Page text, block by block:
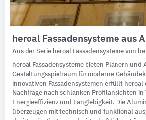
heroal Fassadensysteme aus
Aus der Serie heroal Fassadensysteme von
heroal Fassadensysteme bieten Planern und
Gestaltungsspielraum für moderne
innovativen Fassadensystemen erfüllt heroal
Nachfrage nach schlanken Profilansichten in
Energieeffizienz und Langlebigkeit. Die
überzeugen mit technisch und funktional